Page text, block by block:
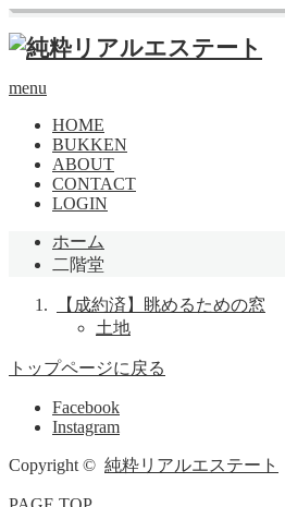
menu
HOME
BUKKEN
ABOUT
CONTACT
LOGIN
ホーム
二階堂
【成約済】眺めるための窓
土地
トップページに戻る
Facebook
Instagram
Copyright © 純粋リアルエステート